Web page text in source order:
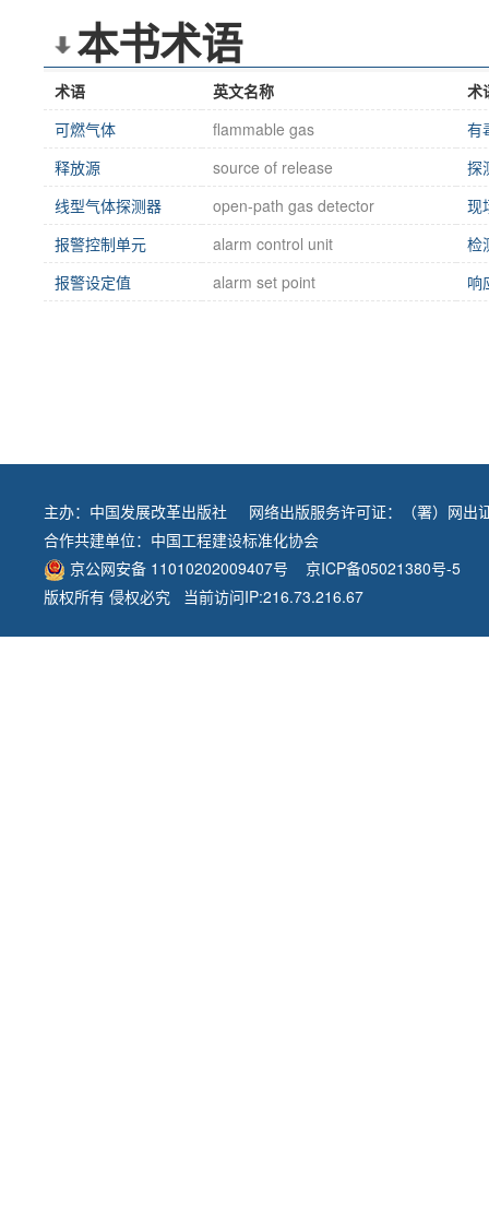
本书术语
术语 英文名称
术
可燃气体
flammable gas
有
释放源
source of release
探
线型气体探测器
open-path gas detector
现
报警控制单元
alarm control unit
检
报警设定值
alarm set point 响
主办： 中国发展改革出版社
网络出版服务许可证：（署）网出
合作共建单位： 中国工程建设标准化协会
京公网安备 11010202009407号
京ICP备05021380号-5
版权所有 侵权必究 当前访问IP:216.73.216.67